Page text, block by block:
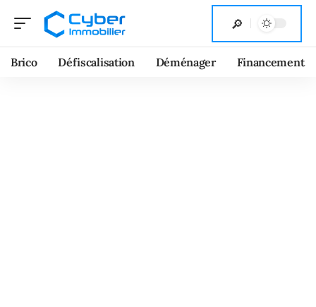
Brico Défiscalisation Déménager Financement